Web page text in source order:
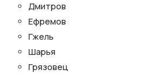
Дмитров
Ефремов
Гжель
Шарья
Грязовец